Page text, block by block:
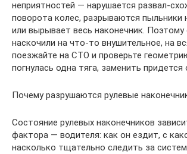
неприятностей — нарушается развал-
поворота колес, разрываются пыльники
или вырывает весь наконечник. Поэтому
наскочили на что-то внушительное, на
поезжайте на СТО и проверьте
погнулась одна тяга, заменить придется
Почему разрушаются рулевые
Состояние рулевых наконечников
фактора — водителя: как он ездит, с
насколько тщательно следить за